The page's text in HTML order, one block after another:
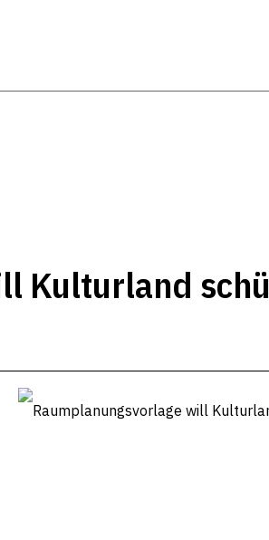
Kulturland